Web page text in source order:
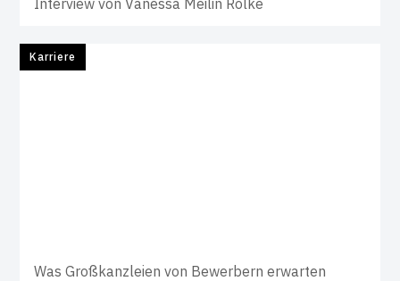
Karriere
Was Großkanzleien von Bewerbern erwarten